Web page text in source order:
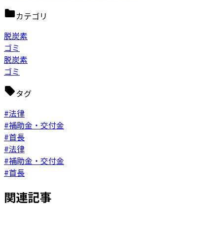
カテゴリ
脱炭素
ゴミ
脱炭素
ゴミ
タグ
#法律
#補助金・交付金
#首長
#法律
#補助金・交付金
#首長
関連記事